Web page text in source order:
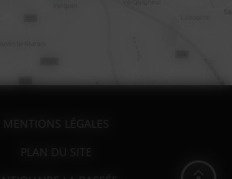
MENTIONS LÉGALES
PLAN DU SITE